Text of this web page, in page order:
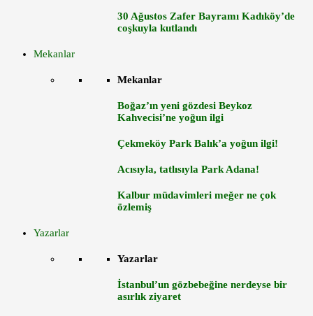
30 Ağustos Zafer Bayramı Kadıköy’de
coşkuyla kutlandı
Mekanlar
Mekanlar
Boğaz’ın yeni gözdesi Beykoz
Kahvecisi’ne yoğun ilgi
Çekmeköy Park Balık’a yoğun ilgi!
Acısıyla, tatlısıyla Park Adana!
Kalbur müdavimleri meğer ne çok
özlemiş
Yazarlar
Yazarlar
İstanbul’un gözbebeğine nerdeyse bir
asırlık ziyaret